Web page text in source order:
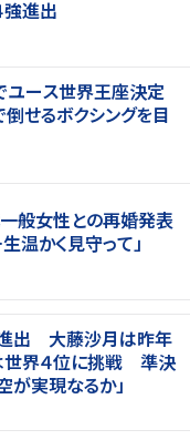
強進出
ユース世界王座決定
せるボクシングを目
般女性との再婚発表
温かく見守って」
進出 大藤沙月は昨年
世界４位に挑戦 準決
が実現なるか」